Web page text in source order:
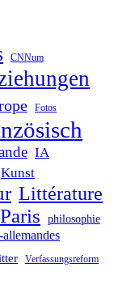
CNNum
Fotos
IA
Kunst
Littérature
Paris philosophie
Verfassungsreform